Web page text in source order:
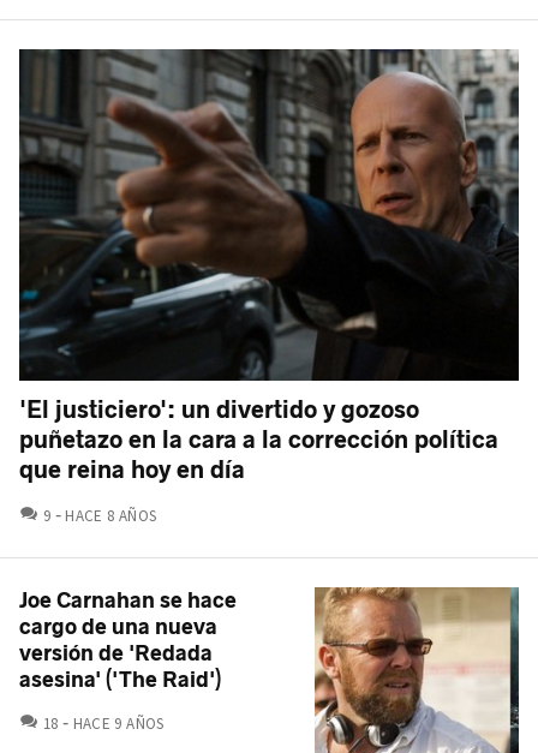
'El justiciero': un divertido y gozoso
puñetazo en la cara a la corrección política
que reina hoy en día
9 COMENTARIOS
HACE 8 AÑOS
Joe Carnahan se hace
cargo de una nueva
versión de 'Redada
asesina' ('The Raid')
18 COMENTARIOS
HACE 9 AÑOS